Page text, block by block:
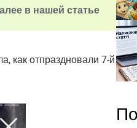
в нашей статье
как отпраздновали 7-й